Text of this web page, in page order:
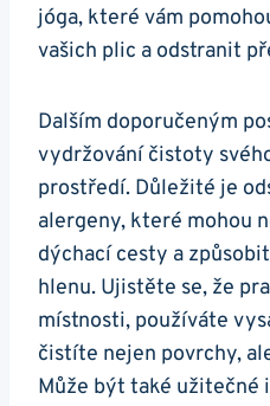
jóga, ⁤které⁣ vám
vašich plic a odstranit
Dalším doporučeným
⁣vydržování čistoty
prostředí. Důležité je
alergeny,⁢ které mohou
⁤dýchací​ cesty a
hlenu. Ujistěte se, že
místnosti, používáte
čistíte nejen povrchy,
Může ‍být také ‌užitečné